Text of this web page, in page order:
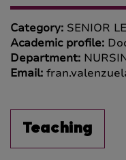
Category: SENIOR
Academic profile:
Department:
Email:
Teaching